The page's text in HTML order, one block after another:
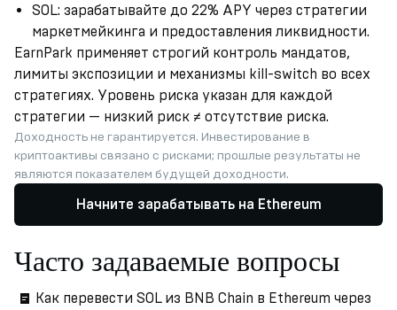
SOL: зарабатывайте до 22% APY через стратегии
маркетмейкинга и предоставления ликвидности.
EarnPark применяет строгий контроль мандатов,
лимиты экспозиции и механизмы kill-switch во всех
стратегиях. Уровень риска указан для каждой
стратегии — низкий риск ≠ отсутствие риска.
Доходность не гарантируется. Инвестирование в
криптоактивы связано с рисками; прошлые результаты не
являются показателем будущей доходности.
Начните зарабатывать на Ethereum
Часто задаваемые вопросы
Как перевести SOL из BNB Chain в Ethereum через